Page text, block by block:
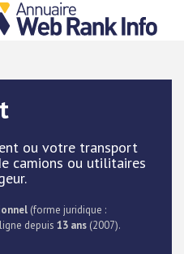
ou votre transport
camions ou utilitaires
(forme juridique :
depuis 13 ans (2007).